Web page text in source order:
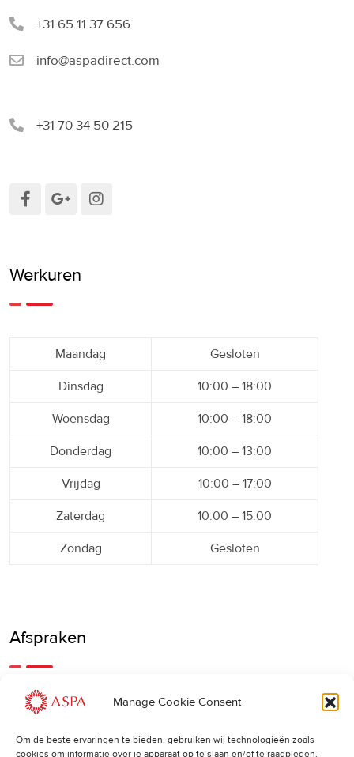
Manage Cookie Consent
Om de beste ervaringen te bieden, gebruiken wij technologieën zoals
cookies om informatie over je apparaat op te slaan en/of te raadplegen.
+31 65 11 37 656
info@aspadirect.com
+31 70 34 50 215
Werkuren
Maandag Gesloten
Dinsdag 10:00 – 18:00
Woensdag 10:00 – 18:00
Donderdag 10:00 – 13:00
Vrijdag 10:00 – 17:00
Zaterdag 10:00 – 15:00
Zondag Gesloten
Afspraken
Een eerdere of latere afspraak is ook mogelijk, bel ons